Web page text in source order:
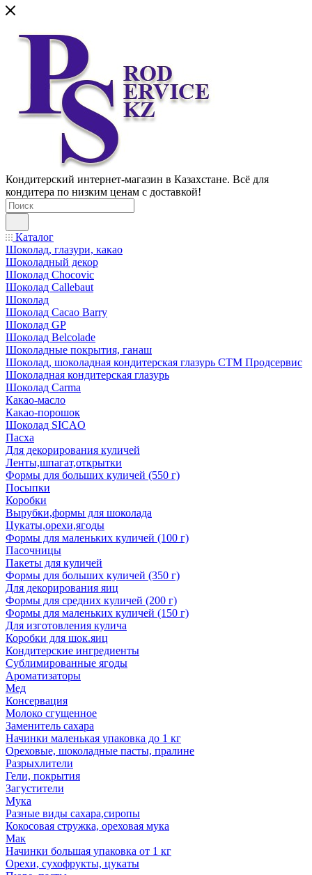
Кондитерский интернет-магазин в Казахстане. Всё для
кондитера по низким ценам с доставкой!
Каталог
Шоколад, глазури, какао
Шоколадный декор
Шоколад Chocovic
Шоколад Callebaut
Шоколад
Шоколад Cacao Barry
Шоколад GP
Шоколад Belcolade
Шоколадные покрытия, ганаш
Шоколад, шоколадная кондитерская глазурь СТМ Продсервис
Шоколадная кондитерская глазурь
Шоколад Carma
Какао-масло
Какао-порошок
Шоколад SICAO
Пасха
Для декорирования куличей
Ленты,шпагат,открытки
Формы для больших куличей (550 г)
Посыпки
Коробки
Вырубки,формы для шоколада
Цукаты,орехи,ягоды
Формы для маленьких куличей (100 г)
Пасочницы
Пакеты для куличей
Формы для больших куличей (350 г)
Для декорирования яиц
Формы для средних куличей (200 г)
Формы для маленьких куличей (150 г)
Для изготовления кулича
Коробки для шок.яиц
Кондитерские ингредиенты
Сублимированные ягоды
Ароматизаторы
Мед
Консервация
Молоко сгущенное
Заменитель сахара
Начинки маленькая упаковка до 1 кг
Ореховые, шоколадные пасты, пралине
Разрыхлители
Гели, покрытия
Загустители
Мука
Разные виды сахара,сиропы
Кокосовая стружка, ореховая мука
Мак
Начинки большая упаковка от 1 кг
Орехи, сухофрукты, цукаты